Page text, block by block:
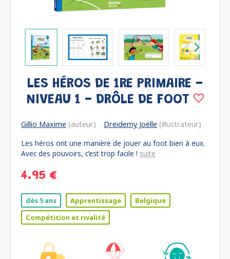
LES HÉROS DE 1RE PRIMAIRE -
NIVEAU 1 - DRÔLE DE FOOT
Gillio Maxime (auteur) Dreidemy Joëlle (illustrateur)
Les héros ont une manière de jouer au foot bien à eux.
Avec des pouvoirs, c’est trop facile ! suite
4.95 €
dès 5 ans Apprentissage
Belgique
Compétition et rivalité